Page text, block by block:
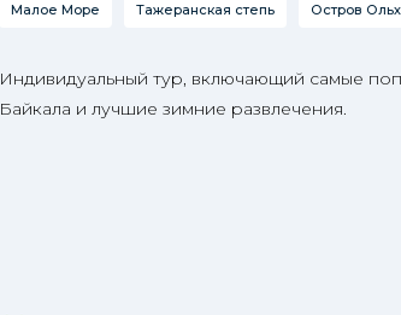
Малое Море Тажеранская степь Остров
Индивидуальный тур, включающий самые
Байкала и лучшие зимние развлечения.